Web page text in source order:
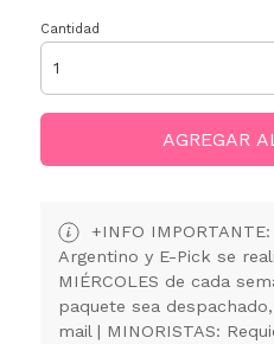
Cantidad
AGREGAR
+INFO
Argentino y E-Pick se
MIÉRCOLES de cada
paquete sea
mail | MINORISTAS: